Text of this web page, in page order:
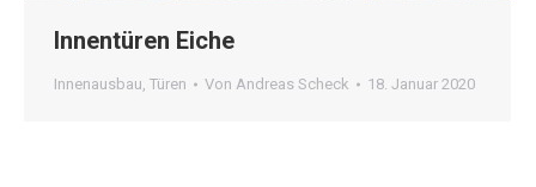
Innentüren Eiche
Innenausbau, Türen Von Andreas Scheck 18. Januar 2020